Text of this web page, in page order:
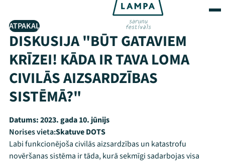
ATPAKAĻ
DISKUSIJA "BŪT GATAVIEM
KRĪZEI! KĀDA IR TAVA LOMA
CIVILĀS AIZSARDZĪBAS
SISTĒMĀ?"
Datums:2023. gada 10. jūnijs
Norises vieta:Skatuve DOTS
Labi funkcionējoša civilās aizsardzības un katastrofu
novēršanas sistēma ir tāda, kurā sekmīgi sadarbojas visa